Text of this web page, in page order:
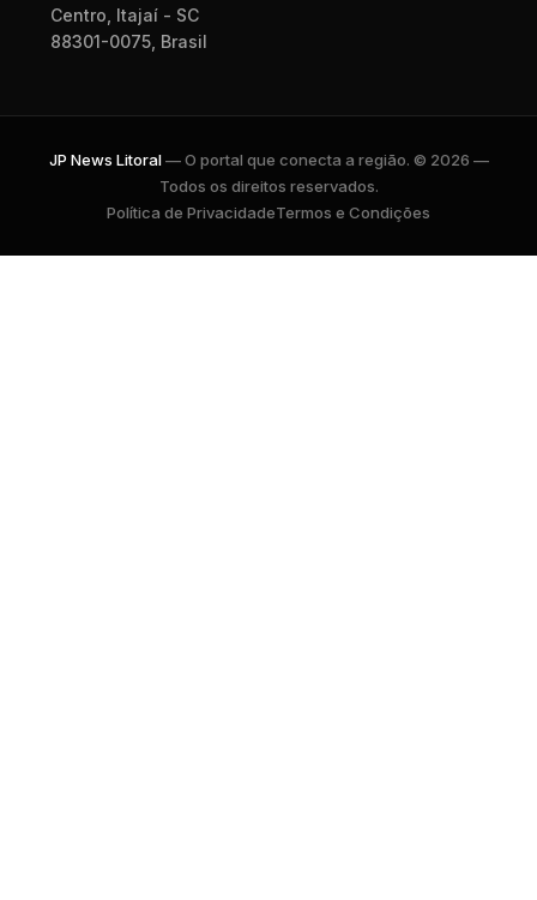
Centro, Itajaí - SC
88301-0075, Brasil
JP News Litoral— O portal que conecta a região. © 2026 —
Todos os direitos reservados.
Política de PrivacidadeTermos e Condições